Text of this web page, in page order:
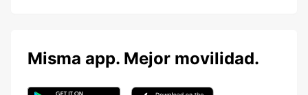
Misma app. Mejor movilidad.